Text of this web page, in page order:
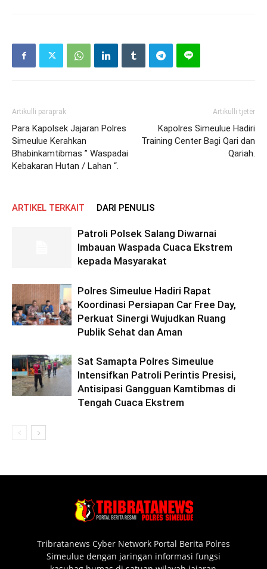
Artikulli paraprak
Para Kapolsek Jajaran Polres
Simeulue Kerahkan
Bhabinkamtibmas ” Waspadai
Kebakaran Hutan / Lahan “.
Artikulli tjetër
Kapolres Simeulue Hadiri
Training Center Bagi Qari dan
Qariah.
ARTIKEL TERKAIT DARI PENULIS
Patroli Polsek Salang Diwarnai
Imbauan Waspada Cuaca Ekstrem
kepada Masyarakat
Polres Simeulue Hadiri Rapat
Koordinasi Persiapan Car Free Day,
Perkuat Sinergi Wujudkan Ruang
Publik Sehat dan Aman
Sat Samapta Polres Simeulue
Intensifkan Patroli Perintis Presisi,
Antisipasi Gangguan Kamtibmas di
Tengah Cuaca Ekstrem
Tribratanews Cyber Network Portal Berita Polres
Simeulue dengan jaringan informasi fungsi